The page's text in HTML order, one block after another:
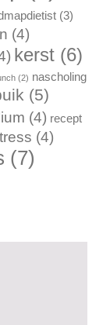
(3)
(4)
kerst (6)
(2) nascholing
(5)
(4) recept
(4)
(7)